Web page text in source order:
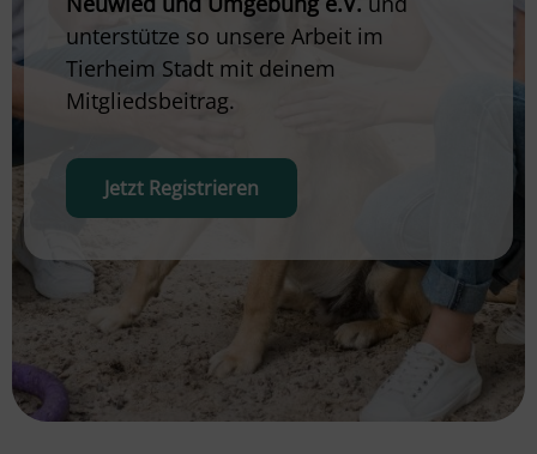
unterstütze so unsere Arbeit im
Tierheim Stadt mit deinem
Mitgliedsbeitrag.
Jetzt Registrieren